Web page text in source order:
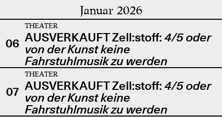
Januar 2026
06
THEATER
AUSVERKAUFT Zell:stoff: 4/5 oder
von der Kunst keine
Fahrstuhlmusik zu werden
07
THEATER
AUSVERKAUFT Zell:stoff: 4/5 oder
von der Kunst keine
Fahrstuhlmusik zu werden